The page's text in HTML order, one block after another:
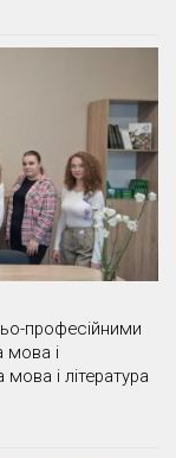
професійними
мова і
і література